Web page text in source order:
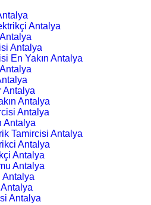
Antalya
Antalya
En Yakın Antalya
Antalya
Antalya
Antalya
Antalya
Tamircisi Antalya
Antalya
Antalya
Antalya
Antalya
Antalya